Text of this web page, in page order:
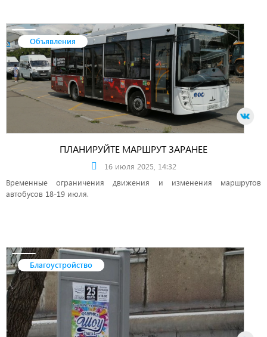
Объявления
ПЛАНИРУЙТЕ МАРШРУТ ЗАРАНЕЕ
16 июля 2025, 14:32
Временные ограничения движения и изменения маршрутов
автобусов 18-19 июля.
Благоустройство